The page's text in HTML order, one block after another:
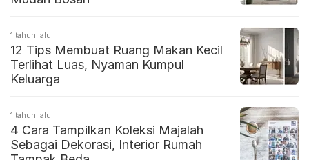
1 tahun lalu
12 Tips Membuat Ruang Makan Kecil
Terlihat Luas, Nyaman Kumpul
Keluarga
1 tahun lalu
4 Cara Tampilkan Koleksi Majalah
Sebagai Dekorasi, Interior Rumah